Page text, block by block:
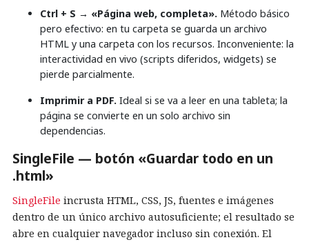
Ctrl + S → «Página web, completa». Método básico
pero efectivo: en tu carpeta se guarda un archivo
HTML y una carpeta con los recursos. Inconveniente: la
interactividad en vivo (scripts diferidos, widgets) se
pierde parcialmente.
Imprimir a PDF. Ideal si se va a leer en una tableta; la
página se convierte en un solo archivo sin
dependencias.
SingleFile — botón «Guardar todo en un
.html»
SingleFile incrusta HTML, CSS, JS, fuentes e imágenes
dentro de un único archivo autosuficiente; el resultado se
abre en cualquier navegador incluso sin conexión. El